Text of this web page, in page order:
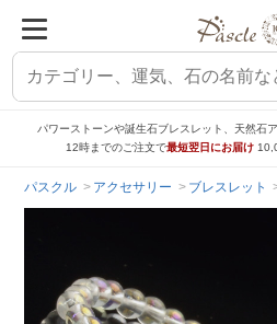
パワーストーンや誕生石ブレスレット、天然石
12時までのご注文で最短翌日にお届け
パスクル アクセサリー ブレスレット